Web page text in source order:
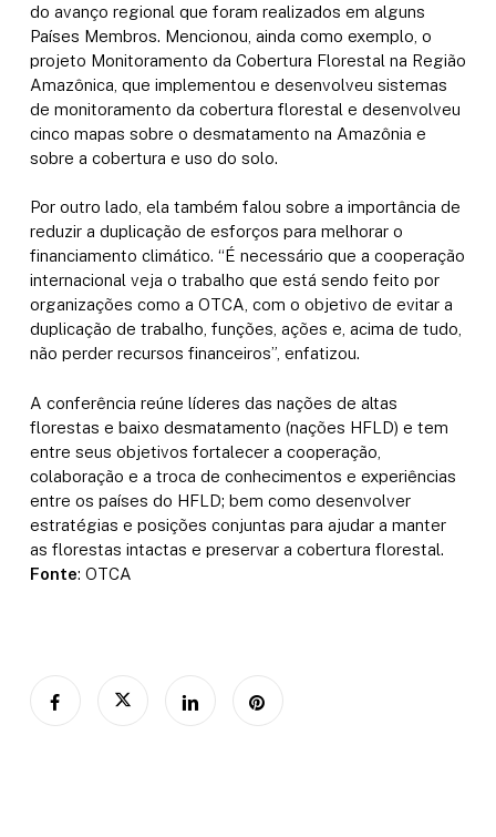
do avanço regional que foram realizados em alguns
Países Membros. Mencionou, ainda como exemplo, o
projeto Monitoramento da Cobertura Florestal na Região
Amazônica, que implementou e desenvolveu sistemas
de monitoramento da cobertura florestal e desenvolveu
cinco mapas sobre o desmatamento na Amazônia e
sobre a cobertura e uso do solo.
Por outro lado, ela também falou sobre a importância de
reduzir a duplicação de esforços para melhorar o
financiamento climático. “É necessário que a cooperação
internacional veja o trabalho que está sendo feito por
organizações como a OTCA, com o objetivo de evitar a
duplicação de trabalho, funções, ações e, acima de tudo,
não perder recursos financeiros”, enfatizou.
A conferência reúne líderes das nações de altas
florestas e baixo desmatamento (nações HFLD) e tem
entre seus objetivos fortalecer a cooperação,
colaboração e a troca de conhecimentos e experiências
entre os países do HFLD; bem como desenvolver
estratégias e posições conjuntas para ajudar a manter
as florestas intactas e preservar a cobertura florestal.
Fonte: OTCA